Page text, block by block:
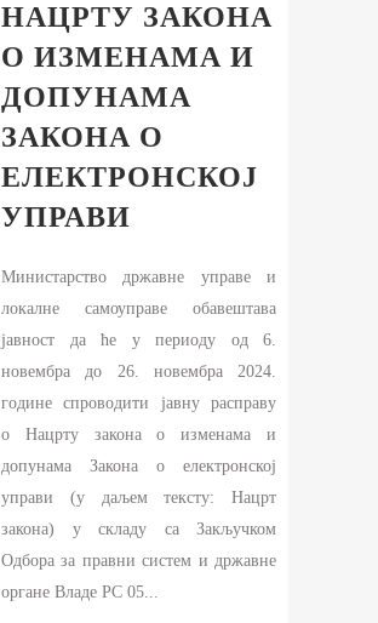
НАЦРТУ ЗАКОНА
О ИЗМЕНАМА И
ДОПУНАМА
ЗАКОНА О
ЕЛЕКТРОНСКОЈ
УПРАВИ
Министарство државне управе и
локалне самоуправе обавештава
јавност да ће у периоду од 6.
новембра до 26. новембра 2024.
године спроводити јавну расправу
о Нацрту закона о изменама и
допунама Закона о електронској
управи (у даљем тексту: Нацрт
закона) у складу са Закључком
Одбора за правни систем и државне
органе Владе РС 05...